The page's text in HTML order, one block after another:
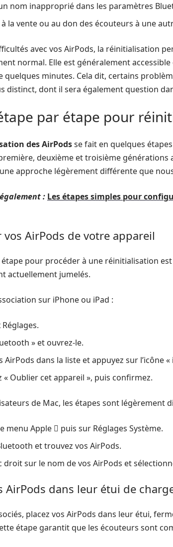
nom inapproprié dans les paramètres
la vente ou au don des écouteurs à une
avec vos AirPods, la réinitialisation
normal. Elle est généralement
quelques minutes. Cela dit, certains
distinct, dont il sera également question
par étape pour
des AirPodsse fait en quelques
deuxième et troisième générations
approche légèrement différente que
: Les étapes simples pour
vos AirPods de votre appareil
pour procéder à une réinitialisation est
actuellement jumelés.
sur iPhone ou iPad :
» et ouvrez-le.
AirPods dans la liste et appuyez sur l’icône «
« Oublier cet appareil », puis confirmez.
de Mac, les étapes sont légèrement
menu Apple  puis sur Réglages Système.
et trouvez vos AirPods.
droit sur le nom de vos AirPods et
AirPods dans leur étui de
placez vos AirPods dans leur étui,
étape garantit que les écouteurs sont